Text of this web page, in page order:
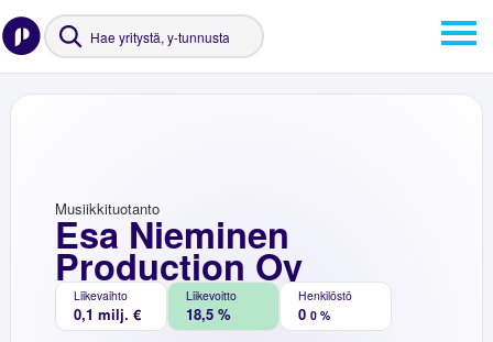
Esa Nieminen
Production Oy
Musiikkituotanto
Liikevaihto
0,1 milj. €
Liikevoitto
18,5 %
Henkilöstö
0 0 %